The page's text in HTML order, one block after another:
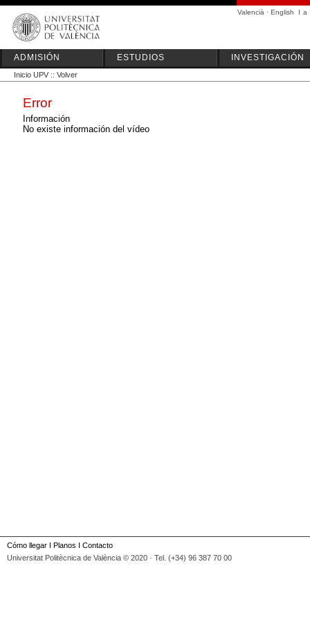
Valencià · English I a
ADMISIÓN ESTUDIOS INVESTIGACIÓN
Inicio UPV :: Volver
Error
Información
No existe información del vídeo
Cómo llegar I Planos I Contacto
Universitat Politècnica de València © 2020 · Tel. (+34) 96 387 70 00